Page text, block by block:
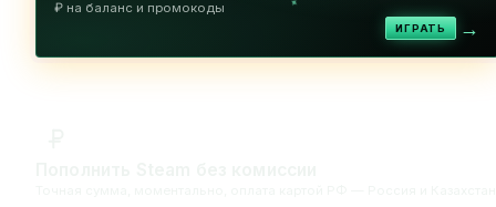
✦
₽ на баланс и промокоды
ИГРАТЬ →